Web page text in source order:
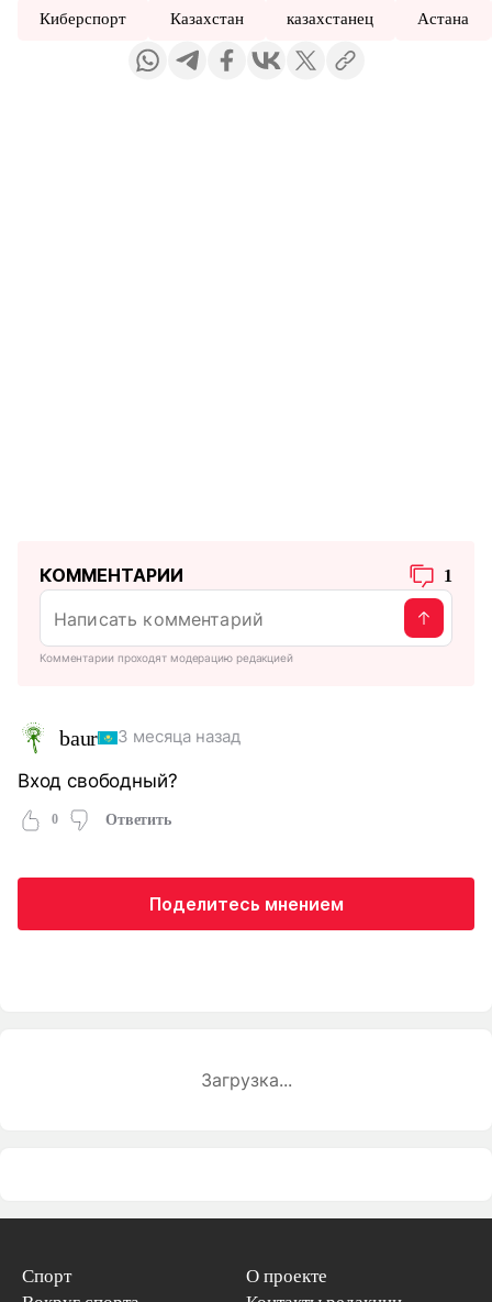
Киберспорт Казахстан казахстанец Астана
КОММЕНТАРИИ 1
Комментарии проходят модерацию редакцией
baur 3 месяца назад
Вход свободный?
0 Ответить
Поделитесь мнением
Загрузка...
Спорт
О проекте